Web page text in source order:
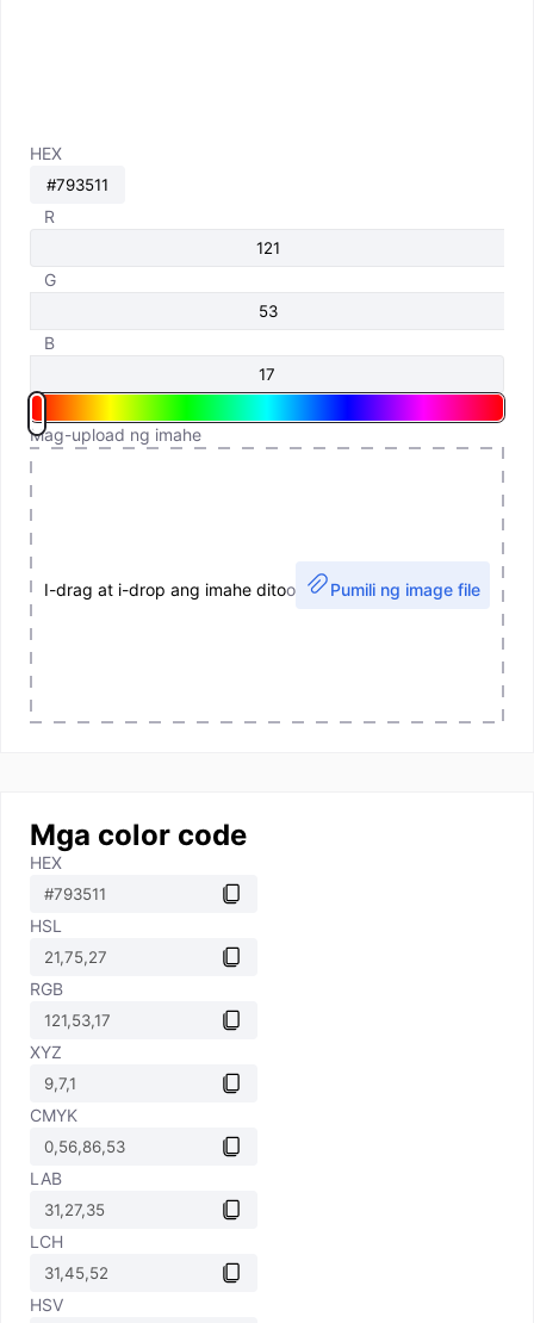
HEX
R
G
B
Mag-upload ng imahe
I-drag at i-drop ang imahe ditoo Pumili ng image file
Mga color code
HEX
HSL
RGB
XYZ
CMYK
LAB
LCH
HSV